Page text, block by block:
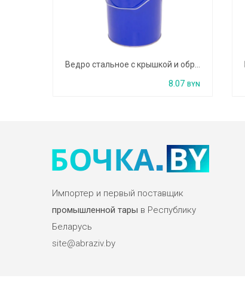
Ведро стальное с крышкой и обручем 5 л
8.07 BYN
Импортер и первый поставщик
промышленной тары в Республику
Беларусь
site@abraziv.by